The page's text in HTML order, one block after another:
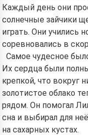
Каждый день они
солнечные зайчики
играть. Они учились
соревновались в
Самое чудесное
Их сердца были
крепкой, что вокруг
золотистое облако
рядом. Он помогал
сна и выбирал для
на сахарных кустах.